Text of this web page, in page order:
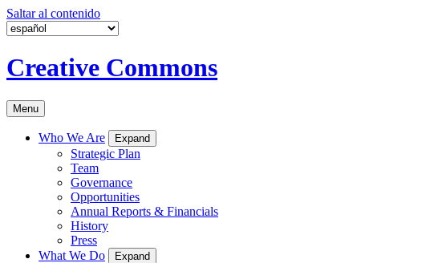
Saltar al contenido
Creative Commons
Menu
Who We Are Expand
Strategic Plan
Team
Governance
Opportunities
Annual Reports & Financials
History
Press
What We Do
Expand